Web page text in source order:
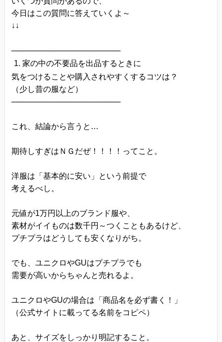
今日はこの質問に答えていくよ～
↓↓
────────────────────
家の中の不要品を出品するときに
気をつけることや購入されやすくするコツは？
（少し昔の服など）
────────────────────
これ、結論から言うと…
期待しすぎはＮＧだぜ！！！！ってこと。
洋服は「基本的に安い」という前提で
考えるべし。
元値が1万円以上のブランド服や、
素材がイイものは数千円～つくこともあるけど、
プチプラはどうしても安くなりがち。
でも、ユニクロやGUはプチプラでも
需要が高いからちゃんと売れるよ。
ユニクロやGUの場合は「商品名を必ず書く！」
（公式サイトに載ってる名前をコピペ）
あと、サイズをしっかり明記すること。